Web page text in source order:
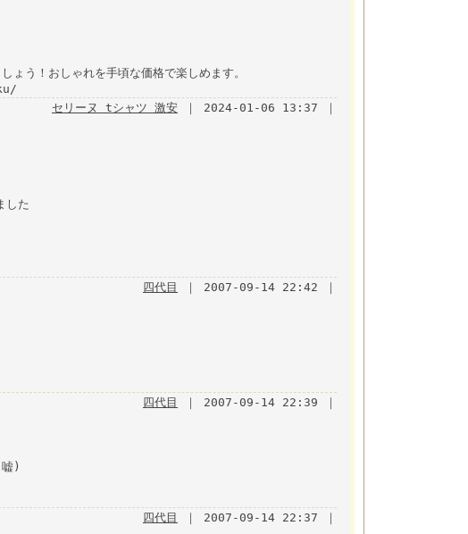
ょう！おしゃれを手頃な価格で楽しめます。
セリーヌ tシャツ 激安 ｜ 2024-01-06 13:37 ｜
した
四代目
｜ 2007-09-14 22:42 ｜
四代目
｜ 2007-09-14 22:39 ｜
)
四代目
｜ 2007-09-14 22:37 ｜